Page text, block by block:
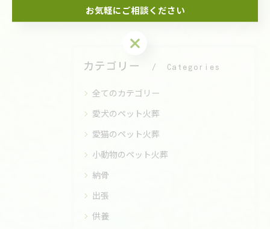
#ペット火葬 #直方市
カテゴリー Categories
全てのカテゴリー
愛犬のペット火葬
愛猫のペット火葬
小動物のペット火葬
納骨
出張
供養
お気軽にご相談ください
お気軽にご相談ください